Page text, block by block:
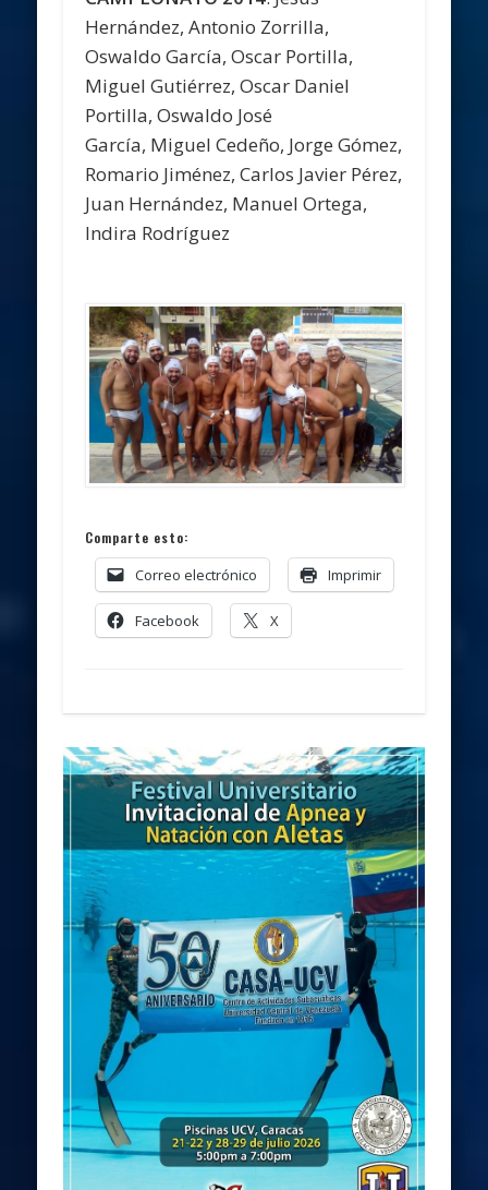
Hernández, Antonio Zorrilla,
Oswaldo García, Oscar Portilla,
Miguel Gutiérrez, Oscar Daniel
Portilla, Oswaldo José
García, Miguel Cedeño, Jorge Gómez,
Romario Jiménez, Carlos Javier Pérez,
Juan Hernández, Manuel Ortega,
Indira Rodríguez
Comparte esto:
Correo electrónico Imprimir
Facebook X